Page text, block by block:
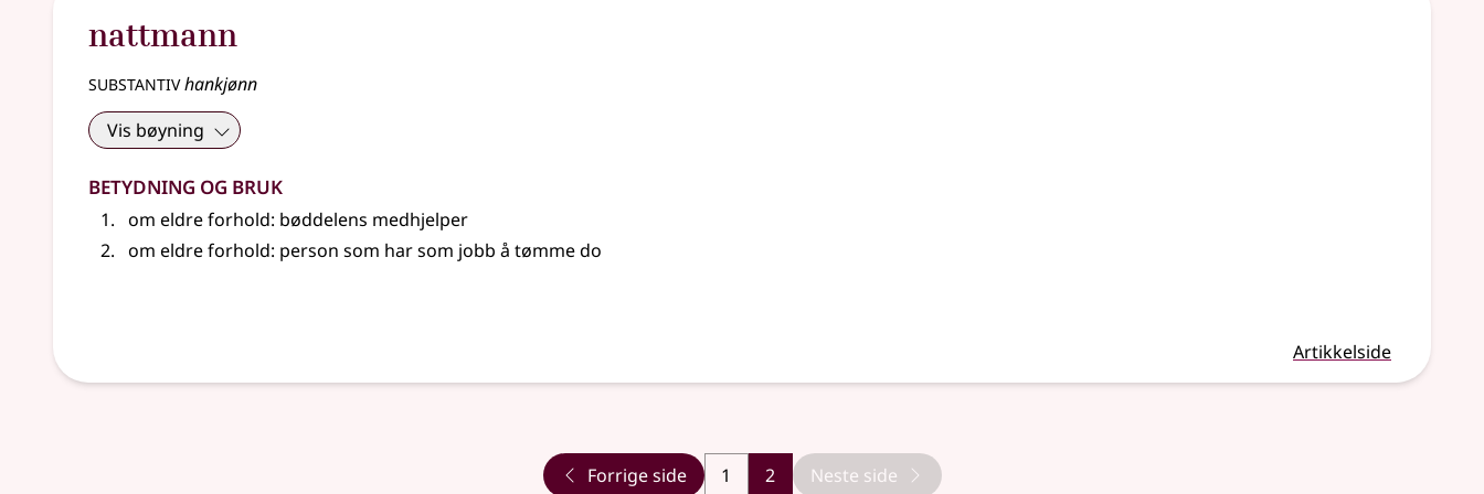
nattmann
substantivhankjønn
Vis bøyning
Betydning og bruk
om eldreforhold: bøddelens medhjelper
om eldreforhold: person som har som jobb å tømme do
Artikkelside
Forrige side 1 2 Neste side